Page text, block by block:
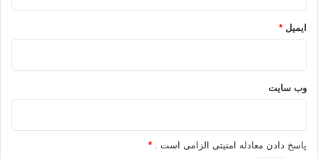
ایمیل *
وب‌ سایت
پاسخ دادن معادله امنیتی الزامی است . *